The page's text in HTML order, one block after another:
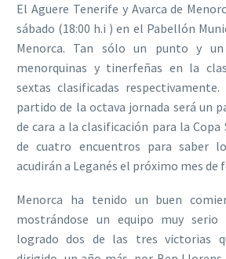
El Aguere Tenerife y Avarca de
sábado (18:00 h.i ) en el Pabellón
Menorca. Tan sólo un punto y
menorquinas y tinerfeñas en la
sextas clasificadas
partido de la octava jornada será un
de cara a la clasificación para la Copa
de cuatro encuentros para saber
acudirán a Leganés el próximo mes de
Menorca ha tenido un buen
mostrándose un equipo muy serio
logrado dos de las tres victorias